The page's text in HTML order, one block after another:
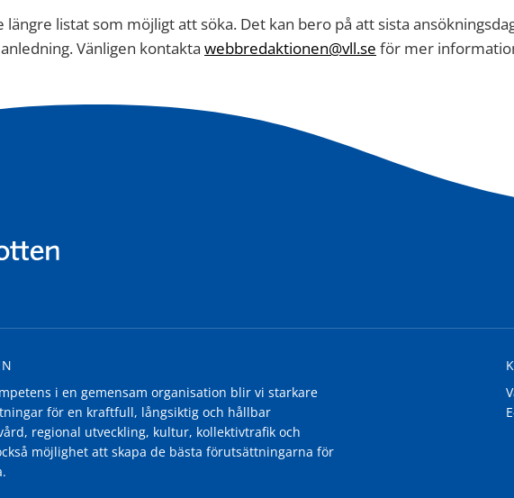
listat som möjligt att söka. Det kan bero på att sista
Vänligen kontakta webbredaktionen@vll.se för mer
i en gemensam organisation blir vi starkare
för en kraftfull, långsiktig och hållbar
regional utveckling, kultur, kollektivtrafik och
möjlighet att skapa de bästa förutsättningarna för